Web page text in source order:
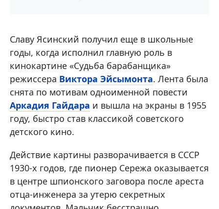
Славу Ясинский получил еще в школьные
годы, когда исполнил главную роль в
кинокартине «Судьба барабанщика»
режиссера Виктора Эйсымонта. Лента была
снята по мотивам одноименной повести
Аркадия Гайдара и вышла на экраны в 1955
году, быстро став классикой советского
детского кино.
Действие картины разворачивается в СССР
1930-х годов, где пионер Сережа оказывается
в центре шпионского заговора после ареста
отца-инженера за утерю секретных